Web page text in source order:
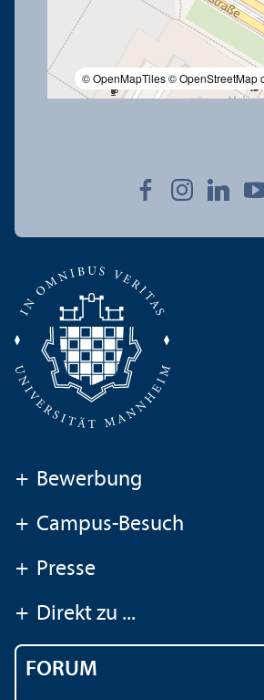
© OpenMapTiles© OpenStreetMap
+ Bewerbung
+ Campus-Besuch
+ Presse
+ Direkt zu ...
FORUM